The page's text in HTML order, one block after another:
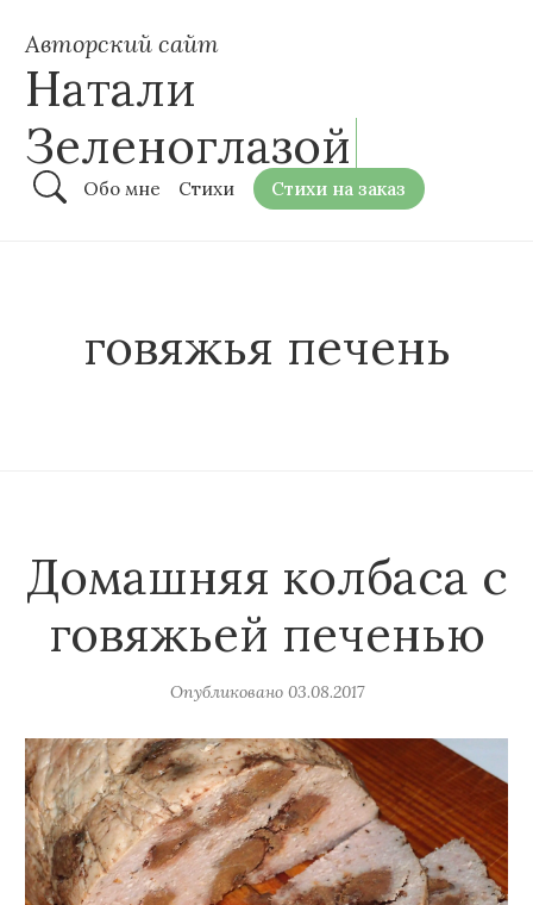
Авторский сайт
Натали
Зеленоглазой
Обо мне Стихи Стихи на заказ
говяжья печень
Домашняя колбаса с
говяжьей печенью
Опубликовано 03.08.2017